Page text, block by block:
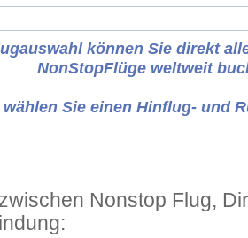
können Sie direkt
NonStopFlüge weltweit
Sie einen Hinflug- und
Nonstop Flug,